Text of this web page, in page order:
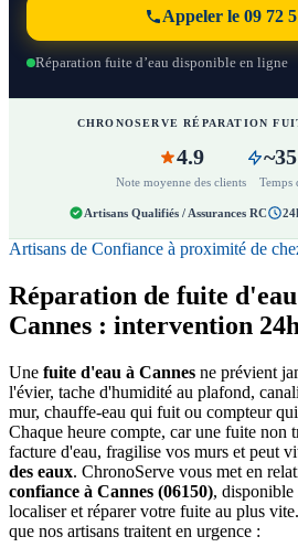
Appeler le 09 72
Réparation fuite d’eau disponible en ligne
CHRONOSERVE RÉPARATION
4.9
Note moyenne des clients Temps
Artisans Qualifiés / Assurances RC
Artisans de Confiance à proximité de
Réparation de fuite
Cannes : intervention
Une fuite d'eau à Cannes ne prévient
l'évier, tache d'humidité au plafond,
mur, chauffe-eau qui fuit ou compteur
Chaque heure compte, car une fuite non
facture d'eau, fragilise vos murs et peut
des eaux. ChronoServe vous met en
confiance à Cannes (06150), disponible
localiser et réparer votre fuite au plus
que nos artisans traitent en urgence :